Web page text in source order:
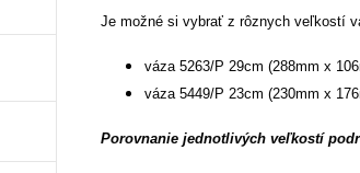
Je možné si vybrať z rôznych veľkostí
váza 5263/P 29cm (288mm x
váza 5449/P 23cm (230mm x
Porovnanie jednotlivých veľkostí